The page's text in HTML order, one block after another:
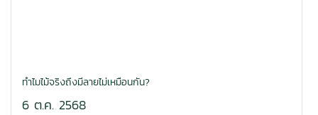
ทำไมไม้จริงถึงมีลายไม่เหมือนกัน?
6 ต.ค. 2568